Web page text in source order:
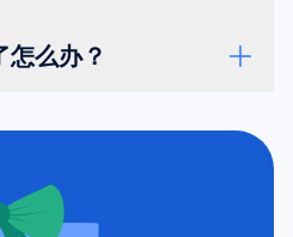
怎么办？